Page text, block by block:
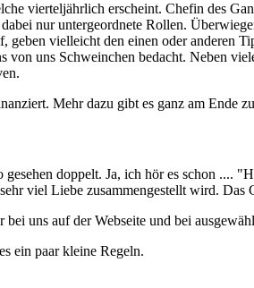
vierteljährlich erscheint. Chefin des
nur untergeordnete Rollen.
vielleicht den einen oder
uns Schweinchen bedacht. Neben
Mehr dazu gibt es ganz am Ende
doppelt. Ja, ich hör es schon
viel Liebe zusammengestellt wird.
uns auf der Webseite und bei
ein paar kleine Regeln.